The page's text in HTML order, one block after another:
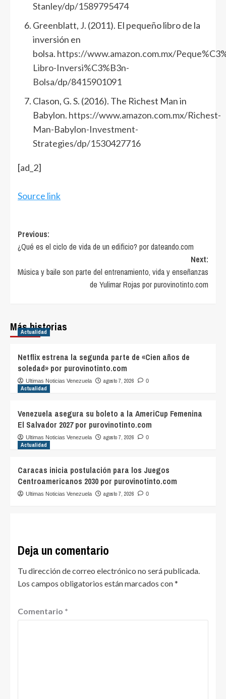
Stanley/dp/1589795474
Greenblatt, J. (2011). El pequeño libro de la
inversión en
bolsa. https://www.amazon.com.mx/
Libro-Inversi%C3%B3n-
Bolsa/dp/8415901091
Clason, G. S. (2016). The Richest Man in
Babylon. https://www.amazon.com.mx/Richest-
Man-Babylon-Investment-
Strategies/dp/1530427716
[ad_2]
Source link
Post
navigation
Previous:
¿Qué es el ciclo de vida de un edificio? por dateando.com
Next:
Música y baile son parte del entrenamiento, vida y enseñanzas
de Yulimar Rojas por purovinotinto.com
Más historias
Actualidad
Netflix estrena la segunda parte de «Cien años de
soledad» por purovinotinto.com
Ultimas Noticias Venezuela agosto 7, 2026 0
Actualidad
Venezuela asegura su boleto a la AmeriCup Femenina
El Salvador 2027 por purovinotinto.com
Ultimas Noticias Venezuela agosto 7, 2026 0
Actualidad
Caracas inicia postulación para los Juegos
Centroamericanos 2030 por purovinotinto.com
Ultimas Noticias Venezuela agosto 7, 2026 0
Deja un comentario
Tu dirección de correo electrónico no será publicada.
Los campos obligatorios están marcados con*
Comentario *